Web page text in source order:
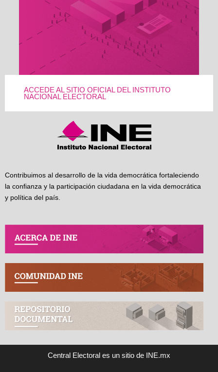
ACCEDE AL SITIO OFICIAL DEL INSTITUTO
NACIONAL ELECTORAL
Contribuimos al desarrollo de la vida democrática fortaleciendo
la confianza y la participación ciudadana en la vida democrática
y política del país.
Central Electoral es un sitio de INE.mx